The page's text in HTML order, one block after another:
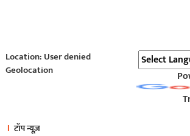
Location: User denied
Geolocation
टॉप न्यूज़